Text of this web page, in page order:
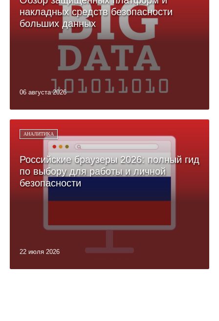
накладных средств безопасности
больших данных
06 августа 2026
АНАЛИТИКА
Российские браузеры 2026: полный гид
по выбору для работы и личной
безопасности
22 июля 2026